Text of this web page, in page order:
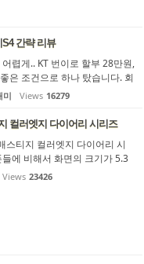
간략 리뷰
렵게.. KT 번이로 할부 28만원,
은 조건으로 하나 탔습니다. 회
제 겨우 개통되고 수령했습니
하네요... 성능에서 끝판왕이라
색감이나 번인 걱정이 아쉽
적쾌적쾌적입니다. 갤럭시S4
네요.. 루팅했다가 순정롬 올리
. 그래서 갤럭시폰으로는 첨으
미 Views 16279
컬러엣지 다이어리 시리즈
스티지 컬러엣지 다이어리 시
에 비해서 화면의 크기가 5.3
고 다닐 때 혹시라도 떨어트
다. 물론 가방에 넣고 다니기
Views 23426